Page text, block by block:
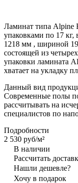
Ламинат типа Alpine
упаковками по 17
1218 мм , шириной
состоящей из
упаковки ламината
хватает на укладку
Данный вид
Современные полы
рассчитывать на
специалистов по
Подробности
2 530 руб/м²
В наличии
Рассчитать
Нашли дешевле?
Хочу в подарок